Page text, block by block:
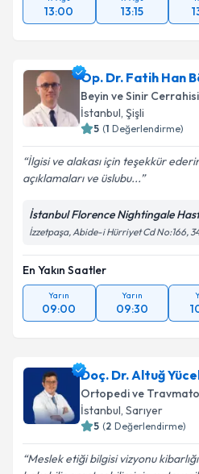
13:00 13:15
Op. Dr. Fatih Han
Beyin ve Sinir Cerrahisi
İstanbul, Şişli
5 (1 Değerlendirme)
İlgisi ve alakası için teşekkür
açıklamaları ve üslubu...
İstanbul Florence Nightingale
İzzetpaşa, Abide-i Hürriyet Cd No:166,
En Yakın Saatler
Yarın
09:00
Yarın
09:30
Doç. Dr. Altuğ
Ortopedi ve
İstanbul, Sarıyer
5 (2 Değerlendirme)
Meslek etiği bilgisi vizyonu